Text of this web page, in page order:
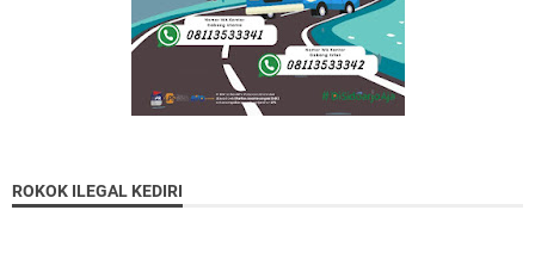
ROKOK ILEGAL KEDIRI